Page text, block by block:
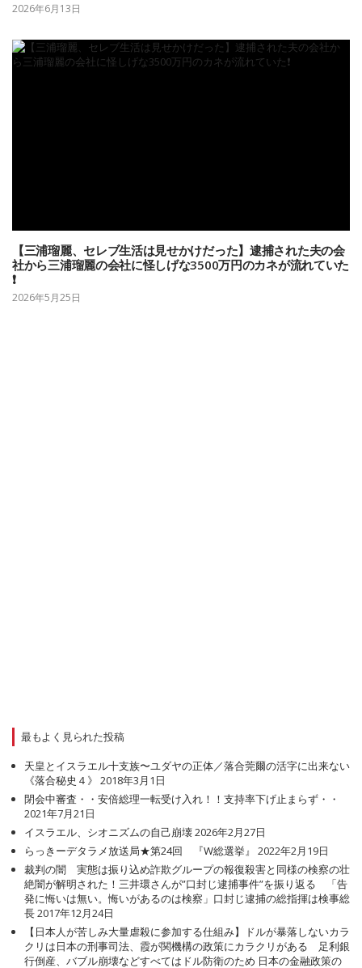
2026年6月13日
【三浦瑠麗、セレブ生活は見せかけだった】逮捕された夫の会
社から三浦瑠麗の会社に怪しげな3500万円のカネが流れていた
❗️
2026年5月25日
最もよく見られた投稿
天皇とイスラエル十支族〜ユダヤの正体／落合莞爾の活字に出来ない
《落合秘史４》 2018年3月1日
閉会中審査・・安倍総理一転受け入れ！！支持率下げ止まらず・・
2021年7月21日
イスラエル、シオニズムの自己崩壊2026年2月27日
らっきーデタラメ放送局★第24回 『W総選挙』
2022年2月19日
裁判の闇 実態は振り込め詐欺グループの報復殺害と同様の検察の壮
絶闇が解明された！三井環さんが”口封じ逮捕事件”を振り返る 「告
発に悔いは無い。悔いがあるのは検察」口封じ逮捕の総指揮は検事総
長2017年12月24日
【日本人が苦しみ大量虐殺に参加する仕組み】ドルが暴落しないカラ
クリは日本の刑事司法、霞が関機構の政策にカラクリがある 足利銀
行倒産、バブル崩壊などすべてはドル防衛のため 日本の金融政策の